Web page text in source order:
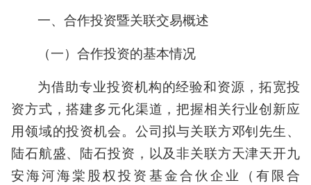
一、合作投资暨关联交易概述
（一）合作投资的基本情况
为借助专业投资机构的经验和资源，拓宽投
资方式，搭建多元化渠道，把握相关行业创新应
用领域的投资机会。公司拟与关联方邓钊先生、
陆石航盛、陆石投资，以及非关联方天津天开九
安海河海棠股权投资基金合伙企业（有限合